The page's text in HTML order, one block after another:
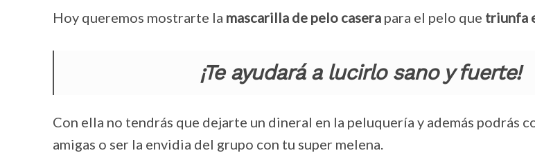
Hoy queremos mostrarte la mascarilla de pelo casera para el pelo que triunfa
¡Te ayudará a lucirlo sano y fuerte!
Con ella no tendrás que dejarte un dineral en la peluquería y además podrás
amigas o ser la envidia del grupo con tu super melena.